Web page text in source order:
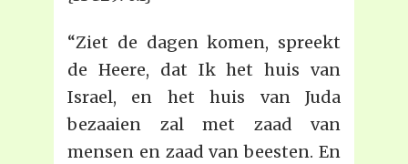
“Ziet de dagen komen, spreekt
de Heere, dat Ik het huis van
Israel, en het huis van Juda
bezaaien zal met zaad van
mensen en zaad van beesten. En